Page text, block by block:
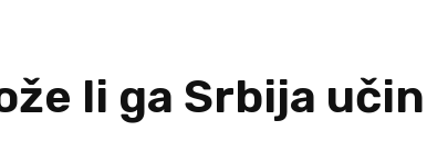
li ga Srbija